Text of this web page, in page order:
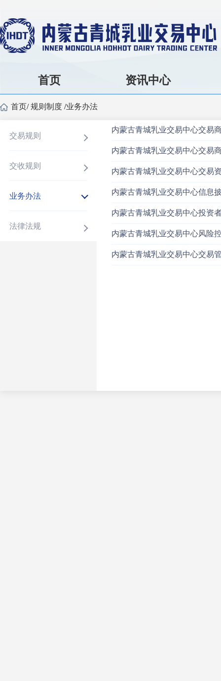
首页 资讯中心
首页/规则制度 /业务办法
交易规则
交收规则
业务办法
法律法规
内蒙古青城乳业交易中心交易
内蒙古青城乳业交易中心交易
内蒙古青城乳业交易中心交易
内蒙古青城乳业交易中心信息
内蒙古青城乳业交易中心投资
内蒙古青城乳业交易中心风险
内蒙古青城乳业交易中心交易